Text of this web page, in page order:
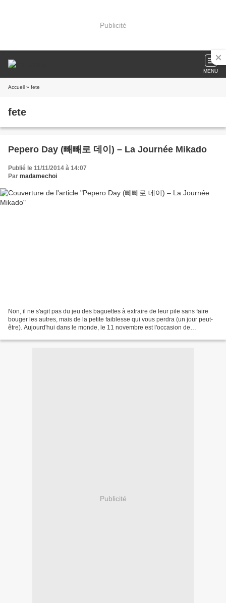
Publicité
MENU
Accueil » fete
fete
Pepero Day (빼빼로 데이) – La Journée Mikado
Publié le 11/11/2014 à 14:07
Par madamechoi
Non, il ne s'agit pas du jeu des baguettes à extraire de leur pile sans faire
bouger les autres, mais de la petite faiblesse qui vous perdra (un jour peut-
être). Aujourd'hui dans le monde, le 11 novembre est l'occasion de
Publicité